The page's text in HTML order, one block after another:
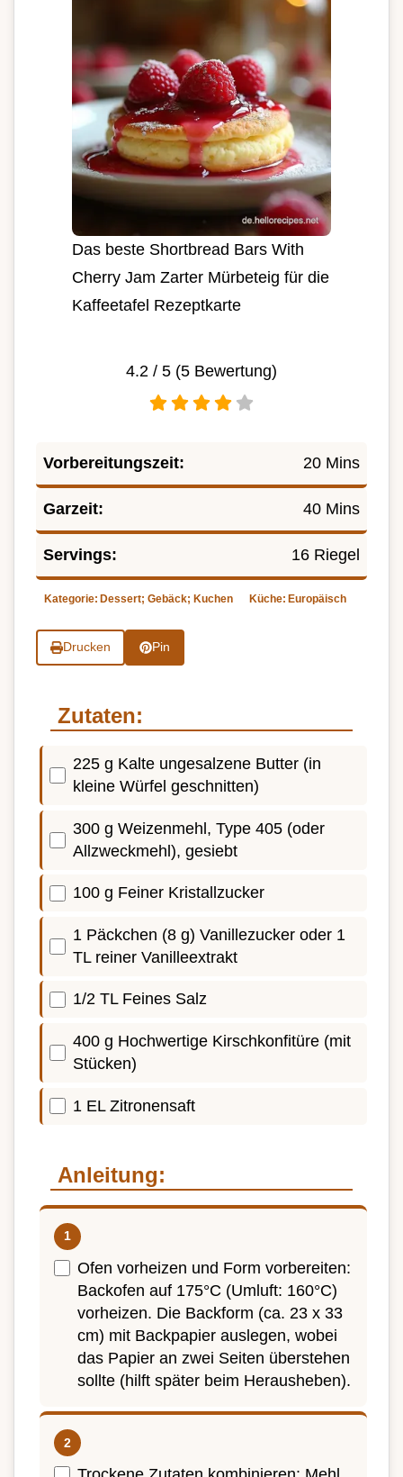
Das beste Shortbread Bars With
Cherry Jam Zarter Mürbeteig für die
Kaffeetafel Rezeptkarte
4.2 / 5 (5 Bewertung)
Vorbereitungszeit: 20 Mins
Garzeit: 40 Mins
Servings: 16 Riegel
Kategorie: Dessert; Gebäck; Kuchen Küche: Europäisch
Drucken Pin
Zutaten:
225 g Kalte ungesalzene Butter (in
kleine Würfel geschnitten)
300 g Weizenmehl, Type 405 (oder
Allzweckmehl), gesiebt
100 g Feiner Kristallzucker
1 Päckchen (8 g) Vanillezucker oder 1
TL reiner Vanilleextrakt
1/2 TL Feines Salz
400 g Hochwertige Kirschkonfitüre (mit
Stücken)
1 EL Zitronensaft
Anleitung:
Ofen vorheizen und Form vorbereiten:
Backofen auf 175°C (Umluft: 160°C)
vorheizen. Die Backform (ca. 23 x 33
cm) mit Backpapier auslegen, wobei
das Papier an zwei Seiten überstehen
sollte (hilft später beim Herausheben).